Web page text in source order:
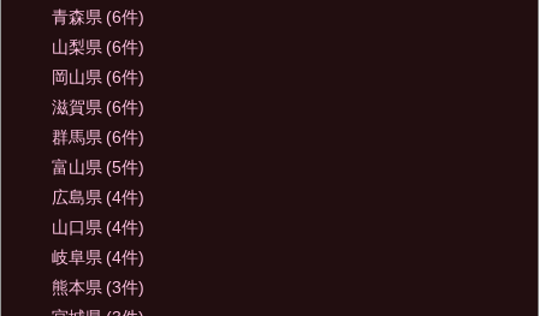
青森県 (6件)
山梨県 (6件)
岡山県 (6件)
滋賀県 (6件)
群馬県 (6件)
富山県 (5件)
広島県 (4件)
山口県 (4件)
岐阜県 (4件)
熊本県 (3件)